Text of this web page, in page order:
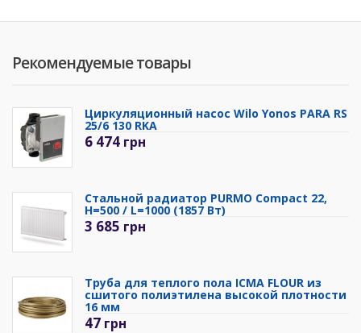
Рекомендуемые товары
Циркуляционный насос Wilo Yonos PARA RS
25/6 130 RKA
6 474 грн
Стальной радиатор PURMO Compact 22,
H=500 / L=1000 (1857 Вт)
3 685 грн
Труба для теплого пола ICMA FLOUR из
сшитого полиэтилена высокой плотности
16 мм
47 грн